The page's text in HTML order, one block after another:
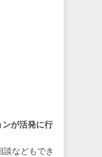
が活発に行
などもでき